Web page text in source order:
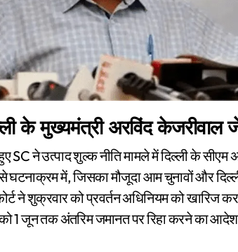
के मुख्यमंत्री अरविंद
में, जिसका मौजूदा आम चुनावों और
ने शुक्रवार को प्रवर्तन अधिनियम को खारिज
1 जून तक अंतरिम जमानत पर रिहा करने का आदेश